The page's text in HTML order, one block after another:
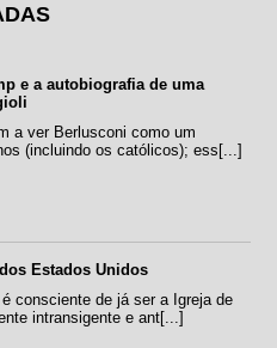
e a autobiografia de uma
a ver Berlusconi como um
(incluindo os católicos); ess[...]
Estados Unidos
consciente de já ser a Igreja de
intransigente e ant[...]